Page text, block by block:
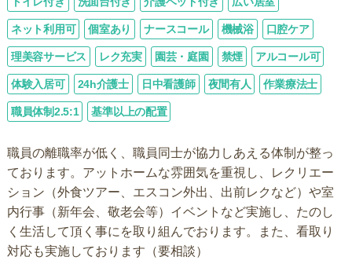
ネット利用可 個室あり ナースコール 機械浴 口腔ケア
理美容サービス レク充実 園芸・庭園 禁煙 アルコール可
体験入居可 24h介護士 日中看護師 夜間有人 作業療法士
職員体制2.5:1 基準以上の配置
職員の離職率が低く、職員同士が協力しあえる体制が整っ
ております。アットホームな雰囲気を重視し、レクリエー
ション（外食ツアー、エスコン外出、出前レクなど）や室
内行事（新年会、敬老会等）イベントなど実施し、たのし
く生活して頂く事にを取り組んでおります。また、看取り
対応も実施しております（要相談）